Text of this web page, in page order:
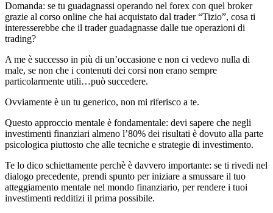
Domanda: se tu guadagnassi operando nel forex con quel broker
grazie al corso online che hai acquistato dal trader “Tizio”, cosa ti
interesserebbe che il trader guadagnasse dalle tue operazioni di
trading?
A me è successo in più di un’occasione e non ci vedevo nulla di
male, se non che i contenuti dei corsi non erano sempre
particolarmente utili…può succedere.
Ovviamente è un tu generico, non mi riferisco a te.
Questo approccio mentale è fondamentale: devi sapere che negli
investimenti finanziari almeno l’80% dei risultati è dovuto alla parte
psicologica piuttosto che alle tecniche e strategie di investimento.
Te lo dico schiettamente perchè è davvero importante: se ti rivedi nel
dialogo precedente, prendi spunto per iniziare a smussare il tuo
atteggiamento mentale nel mondo finanziario, per rendere i tuoi
investimenti redditizi il prima possibile.